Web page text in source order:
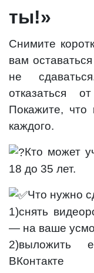
ты!»
Снимите
вам
не
отказаться
Покажите,
каждого.
Кто может
18 до 35 лет.
Что нужно
1)снять
— на ваше
2)выложить